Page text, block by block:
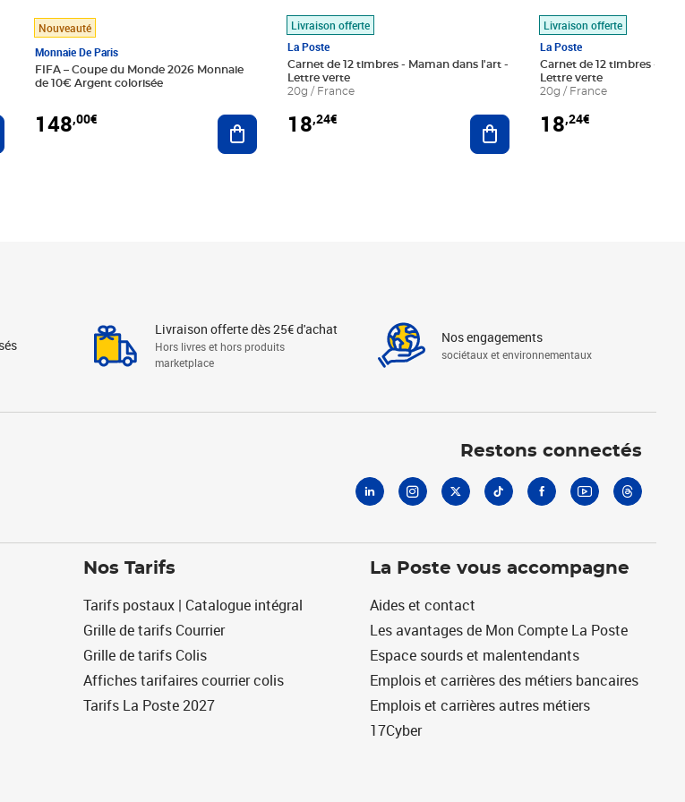
au panier
Nouveauté
Monnaie De Paris
FIFA – Coupe du Monde 2026 Monnaie
de 10€ Argent colorisée
148,00€ Ajouter au panier
Livraison offerte
La Poste
Carnet de 12 timbres - Maman dans l'art -
Lettre verte
20g / France
18,24€ Ajouter au panier
Livraison offerte
La Poste
Carnet de 12 timbres - Le
Lettre verte
20g / France
18,24€
Livraison offerte dès 25€ d'achat
Hors livres et hors produits
marketplace
Nos engagements
sociétaux et environnementaux
Restons connectés
Nos Tarifs
Tarifs postaux | Catalogue intégral
Grille de tarifs Courrier
Grille de tarifs Colis
Affiches tarifaires courrier colis
Tarifs La Poste 2027
La Poste vous accompagne
Aides et contact
Les avantages de Mon Compte La Poste
Espace sourds et malentendants
Emplois et carrières des métiers bancaires
Emplois et carrières autres métiers
17Cyber